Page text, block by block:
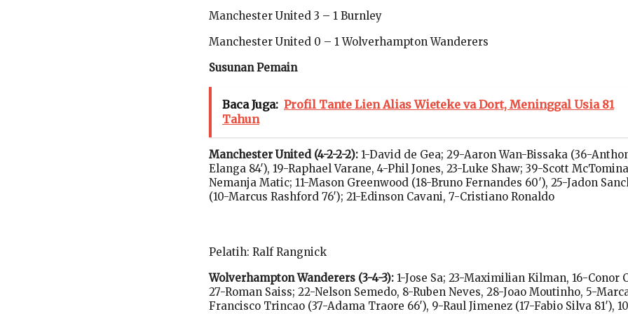
Manchester United 3 – 1 Burnley
Manchester United 0 – 1 Wolverhampton Wanderers
Susunan Pemain
Baca Juga: Profil Tante Lien Alias Wieteke va Dort, Meninggal Usia 81
Tahun
Manchester United (4-2-2-2): 1-David de Gea; 29-Aaron Wan-Bissaka (36-
Elanga 84′), 19-Raphael Varane, 4-Phil Jones, 23-Luke Shaw; 39-Scott
Nemanja Matic; 11-Mason Greenwood (18-Bruno Fernandes 60′), 25-Jadon
(10-Marcus Rashford 76′); 21-Edinson Cavani, 7-Cristiano Ronaldo
Pelatih: Ralf Rangnick
Wolverhampton Wanderers (3-4-3): 1-Jose Sa; 23-Maximilian Kilman, 16-Conor
27-Roman Saiss; 22-Nelson Semedo, 8-Ruben Neves, 28-Joao Moutinho, 5-
Francisco Trincao (37-Adama Traore 66′), 9-Raul Jimenez (17-Fabio Silva 81′),